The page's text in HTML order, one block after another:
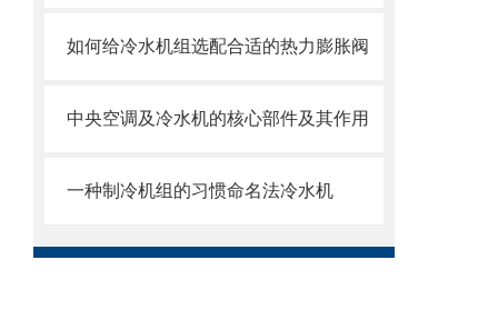
如何给冷水机组选配合适的热力膨胀阀
中央空调及冷水机的核心部件及其作用
一种制冷机组的习惯命名法冷水机